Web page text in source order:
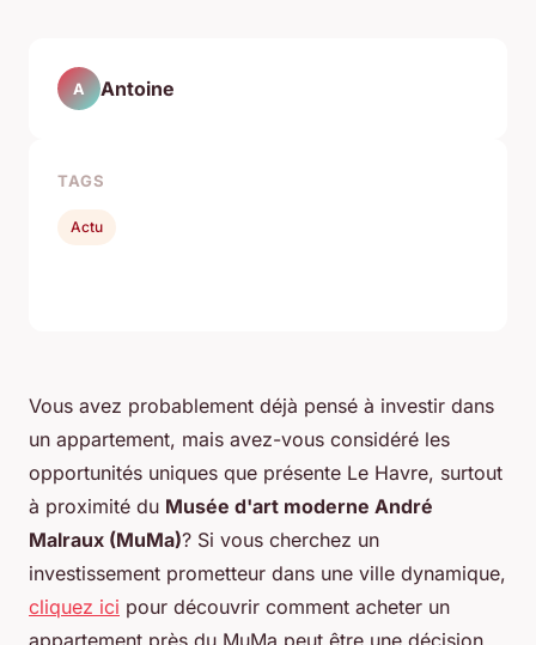
Vous avez probablement déjà pensé à investir dans
un appartement, mais avez-vous considéré les
opportunités uniques que présente Le Havre, surtout
à proximité du Musée d'art moderne André
Malraux (MuMa)? Si vous cherchez un
investissement prometteur dans une ville dynamique,
cliquez ici pour découvrir comment acheter un
appartement près du MuMa peut être une décision
A Antoine
TAGS
Actu